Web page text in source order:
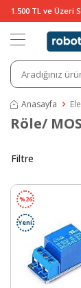
1.500 TL ve Üzeri
Anasayfa
Röle/
Filtre
%26
Yeni